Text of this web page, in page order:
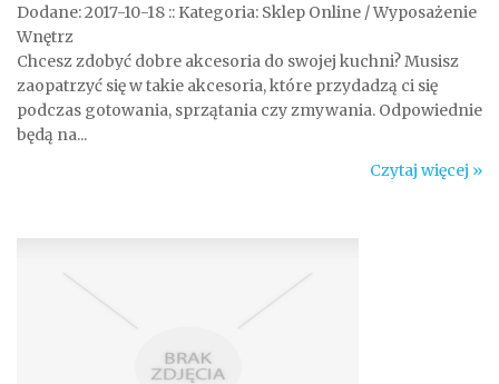
Dodane: 2017-10-18 :: Kategoria: Sklep Online / Wyposażenie
Wnętrz
Chcesz zdobyć dobre akcesoria do swojej kuchni? Musisz
zaopatrzyć się w takie akcesoria, które przydadzą ci się
podczas gotowania, sprzątania czy zmywania. Odpowiednie
będą na...
Czytaj więcej »